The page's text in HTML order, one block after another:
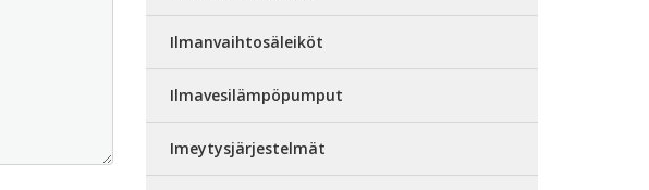
Ilmanvaihtosäleiköt
Ilmavesilämpöpumput
Imeytysjärjestelmät